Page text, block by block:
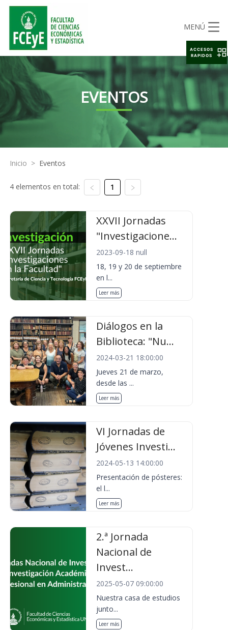
MENÚ
EVENTOS
Inicio > Eventos
4 elementos en total: 1
XXVII Jornadas
"Investigacione...
2023-09-18 null
18, 19 y 20 de septiembre
en l...
Leer más
Diálogos en la
Biblioteca: "Nu...
2024-03-21 18:00:00
Jueves 21 de marzo,
desde las ...
Leer más
VI Jornadas de
Jóvenes Investi...
2024-05-13 14:00:00
Presentación de pósteres:
el l...
Leer más
2.ª Jornada
Nacional de
Invest...
2025-05-07 09:00:00
Nuestra casa de estudios
junto...
Leer más
ACCESOS
RAPIDOS